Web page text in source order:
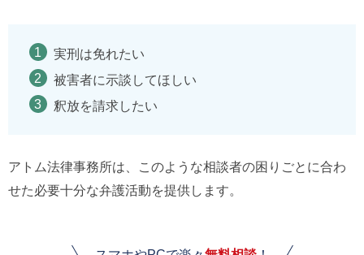
実刑は免れたい
被害者に示談してほしい
釈放を請求したい
アトム法律事務所は、このような相談者の困りごとに合わ
せた必要十分な弁護活動を提供します。